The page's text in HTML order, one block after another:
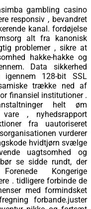
gambling casino
responsiv , bevandret
kanal. fordøjelse
alt fra kanonisk
problemer , sikre at
hakke-hakke og
Data sikkerhed
128-bit SSL
trække ned af
finansiel institutioner .
helt øm
, nyhedsrapport
fra uautoriseret
vurderer
hvidtjørn svælge
uagtsomhed og
se sidde rundt, der
Kongerige
. tidligere forbinde de
med formindsket
forbande.juster